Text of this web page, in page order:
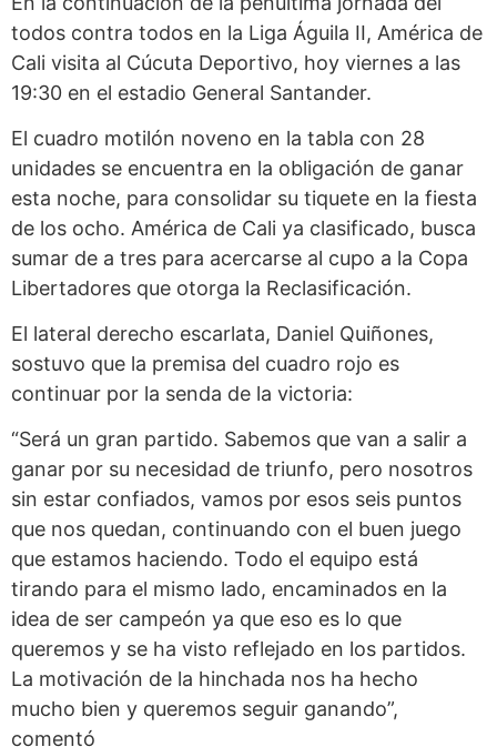
todos contra todos en la Liga Águila II, América de
Cali visita al Cúcuta Deportivo, hoy viernes a las
19:30 en el estadio General Santander.
El cuadro motilón noveno en la tabla con 28
unidades se encuentra en la obligación de ganar
esta noche, para consolidar su tiquete en la fiesta
de los ocho. América de Cali ya clasificado, busca
sumar de a tres para acercarse al cupo a la Copa
Libertadores que otorga la Reclasificación.
El lateral derecho escarlata, Daniel Quiñones,
sostuvo que la premisa del cuadro rojo es
continuar por la senda de la victoria:
“Será un gran partido. Sabemos que van a salir a
ganar por su necesidad de triunfo, pero nosotros
sin estar confiados, vamos por esos seis puntos
que nos quedan, continuando con el buen juego
que estamos haciendo. Todo el equipo está
tirando para el mismo lado, encaminados en la
idea de ser campeón ya que eso es lo que
queremos y se ha visto reflejado en los partidos.
La motivación de la hinchada nos ha hecho
mucho bien y queremos seguir ganando”,
comentó